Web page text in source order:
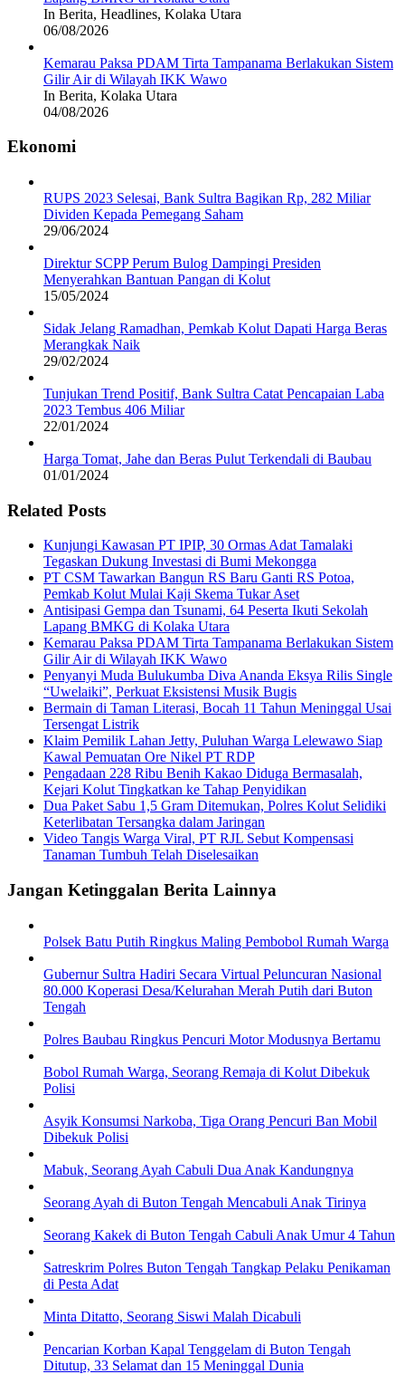
In Berita, Headlines, Kolaka Utara
06/08/2026
Kemarau Paksa PDAM Tirta Tampanama Berlakukan Sistem
Gilir Air di Wilayah IKK Wawo
In Berita, Kolaka Utara
04/08/2026
Ekonomi
RUPS 2023 Selesai, Bank Sultra Bagikan Rp, 282 Miliar
Dividen Kepada Pemegang Saham
29/06/2024
Direktur SCPP Perum Bulog Dampingi Presiden
Menyerahkan Bantuan Pangan di Kolut
15/05/2024
Sidak Jelang Ramadhan, Pemkab Kolut Dapati Harga Beras
Merangkak Naik
29/02/2024
Tunjukan Trend Positif, Bank Sultra Catat Pencapaian Laba
2023 Tembus 406 Miliar
22/01/2024
Harga Tomat, Jahe dan Beras Pulut Terkendali di Baubau
01/01/2024
Related Posts
Kunjungi Kawasan PT IPIP, 30 Ormas Adat Tamalaki
Tegaskan Dukung Investasi di Bumi Mekongga
PT CSM Tawarkan Bangun RS Baru Ganti RS Potoa,
Pemkab Kolut Mulai Kaji Skema Tukar Aset
Antisipasi Gempa dan Tsunami, 64 Peserta Ikuti Sekolah
Lapang BMKG di Kolaka Utara
Kemarau Paksa PDAM Tirta Tampanama Berlakukan Sistem
Gilir Air di Wilayah IKK Wawo
Penyanyi Muda Bulukumba Diva Ananda Eksya Rilis Single
“Uwelaiki”, Perkuat Eksistensi Musik Bugis
Bermain di Taman Literasi, Bocah 11 Tahun Meninggal Usai
Tersengat Listrik
Klaim Pemilik Lahan Jetty, Puluhan Warga Lelewawo Siap
Kawal Pemuatan Ore Nikel PT RDP
Pengadaan 228 Ribu Benih Kakao Diduga Bermasalah,
Kejari Kolut Tingkatkan ke Tahap Penyidikan
Dua Paket Sabu 1,5 Gram Ditemukan, Polres Kolut Selidiki
Keterlibatan Tersangka dalam Jaringan
Video Tangis Warga Viral, PT RJL Sebut Kompensasi
Tanaman Tumbuh Telah Diselesaikan
Jangan Ketinggalan Berita Lainnya
Polsek Batu Putih Ringkus Maling Pembobol Rumah Warga
Gubernur Sultra Hadiri Secara Virtual Peluncuran Nasional
80.000 Koperasi Desa/Kelurahan Merah Putih dari Buton
Tengah
Polres Baubau Ringkus Pencuri Motor Modusnya Bertamu
Bobol Rumah Warga, Seorang Remaja di Kolut Dibekuk
Polisi
Asyik Konsumsi Narkoba, Tiga Orang Pencuri Ban Mobil
Dibekuk Polisi
Mabuk, Seorang Ayah Cabuli Dua Anak Kandungnya
Seorang Ayah di Buton Tengah Mencabuli Anak Tirinya
Seorang Kakek di Buton Tengah Cabuli Anak Umur 4 Tahun
Satreskrim Polres Buton Tengah Tangkap Pelaku Penikaman
di Pesta Adat
Minta Ditatto, Seorang Siswi Malah Dicabuli
Pencarian Korban Kapal Tenggelam di Buton Tengah
Ditutup, 33 Selamat dan 15 Meninggal Dunia